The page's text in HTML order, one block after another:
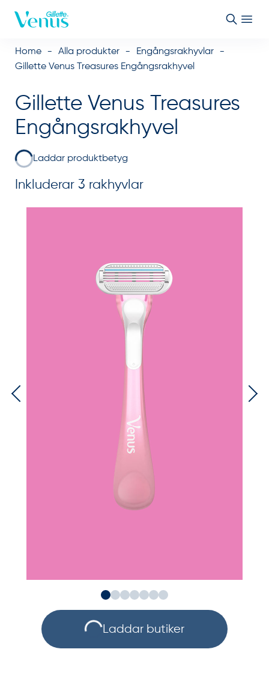
Home Alla produkter
Engångsrakhyvlar
Gillette Venus Treasures Engångsrakhyvel
Gillette Venus Treasures
Engångsrakhyvel
Laddar produktbetyg
Inkluderar 3 rakhyvlar
Laddar butiker